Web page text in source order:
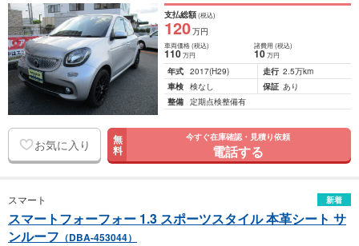
支払総額(税込)
120万円
車両価格(税込)
110万円
諸費用 (税込)
10 万円
年式 2017(H29) 走行 2.5万km
車検 検なし 保証 あり
整備 定期点検整備有
お気に入り 無
料
今すぐ在庫確認・見積り依頼
電話する
スマート 新着
スマートフォーフォー 1.3 スポーツスタイル 本革シート サ
ンルーフ （DBA-453044）